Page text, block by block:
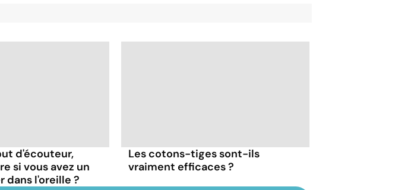
d'écouteur,
si vous avez un
dans l'oreille ?
Les cotons-tiges sont-ils
vraiment efficaces ?